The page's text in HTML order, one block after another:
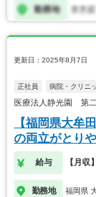
更新日：2025年8月7日
正社員 病院・クリニ
医療法人静光園 第
【福岡県大牟
の両立がとり
給与 【月収
勤務地 福岡県